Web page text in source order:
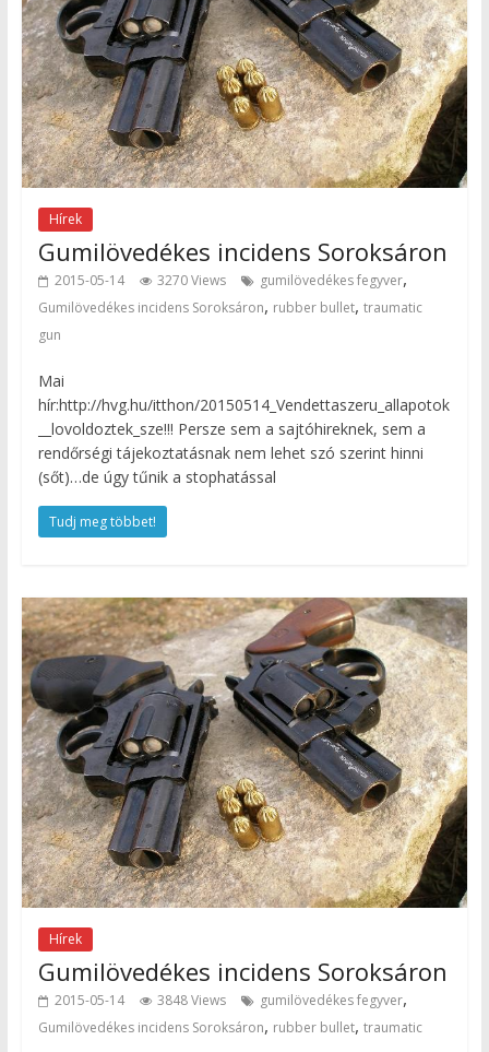
Hírek
Gumilövedékes incidens Soroksáron
2015-05-14 3270 Views gumilövedékes fegyver,
Gumilövedékes incidens Soroksáron, rubber bullet, traumatic
gun
Mai
hír:http://hvg.hu/itthon/20150514_Vendettaszeru_allapotok
__lovoldoztek_sze!!! Persze sem a sajtóhireknek, sem a
rendőrségi tájekoztatásnak nem lehet szó szerint hinni
(sőt)…de úgy tűnik a stophatással
Tudj meg többet!
Hírek
Gumilövedékes incidens Soroksáron
2015-05-14 3848 Views gumilövedékes fegyver,
Gumilövedékes incidens Soroksáron, rubber bullet, traumatic